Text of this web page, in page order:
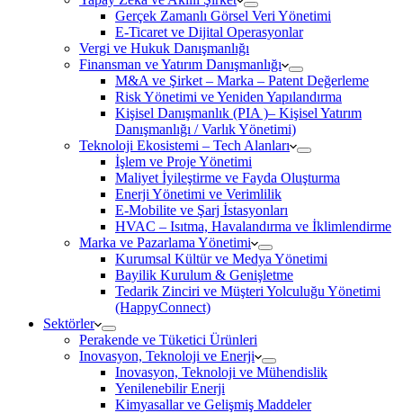
Gerçek Zamanlı Görsel Veri Yönetimi
E-Ticaret ve Dijital Operasyonlar
Vergi ve Hukuk Danışmanlığı
Finansman ve Yatırım Danışmanlığı
M&A ve Şirket – Marka – Patent Değerleme
Risk Yönetimi ve Yeniden Yapılandırma
Kişisel Danışmanlık (PIA )– Kişisel Yatırım
Danışmanlığı / Varlık Yönetimi)
Teknoloji Ekosistemi – Tech Alanları
İşlem ve Proje Yönetimi
Maliyet İyileştirme ve Fayda Oluşturma
Enerji Yönetimi ve Verimlilik
E-Mobilite ve Şarj İstasyonları
HVAC – Isıtma, Havalandırma ve İklimlendirme
Marka ve Pazarlama Yönetimi
Kurumsal Kültür ve Medya Yönetimi
Bayilik Kurulum & Genişletme
Tedarik Zinciri ve Müşteri Yolculuğu Yönetimi
(HappyConnect)
Sektörler
Perakende ve Tüketici Ürünleri
Inovasyon, Teknoloji ve Enerji
Inovasyon, Teknoloji ve Mühendislik
Yenilenebilir Enerji
Kimyasallar ve Gelişmiş Maddeler